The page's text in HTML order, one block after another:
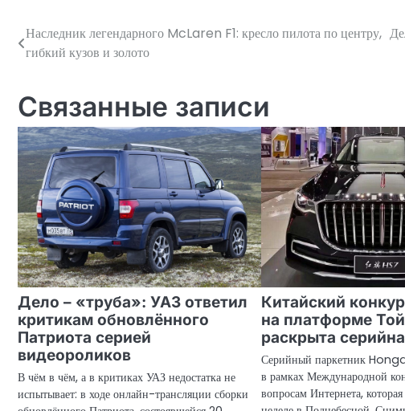
Навигация
записям
Наследник легендарного McLaren F1: кресло пилота по центру,
гибкий кузов и золото
Связанные записи
Дело – «труба»: УАЗ ответил
критикам обновлённого
Патриота серией
видеороликов
В чём в чём, а в критиках УАЗ недостатка не
испытывает: в ходе онлайн-трансляции сборки
Китайский
на платформе
раскрыта
Серийный паркетник
в рамках Международной
вопросам Интернета,